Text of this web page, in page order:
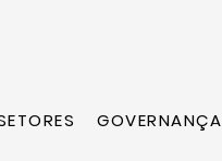
GOVERNANÇA